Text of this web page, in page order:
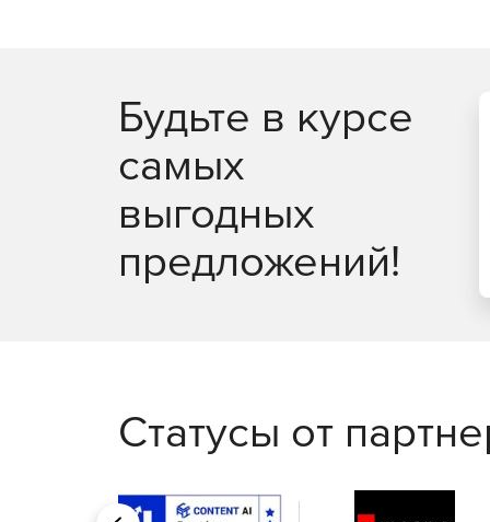
Будьте в курсе
самых
выгодных
предложений!
Статусы от